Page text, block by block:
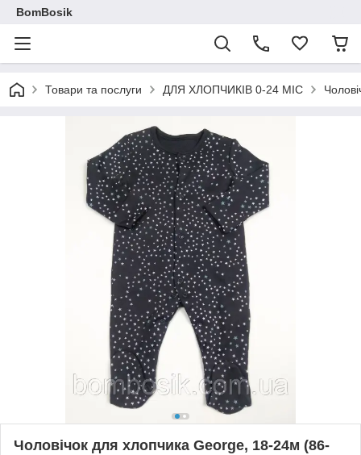
BomBosik
Товари та послуги ДЛЯ ХЛОПЧИКІВ 0-24 МІС
Чоловічок для хлопчика George, 18-24м (86-